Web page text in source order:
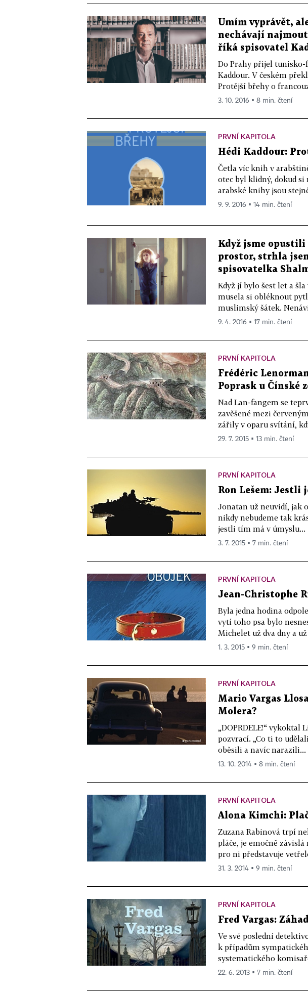
Umím vyprávět,
nechávají
říká spisovatel
Do Prahy přijel tunisko-
Kaddour. V českém
Protější břehy o
3. 10. 2016 ▪ 8 min. čtení
PRVNÍ KAPITOLA
Hédi Kaddour:
Četla víc knih v
otec byl klidný, dokud si
arabské knihy jsou
9. 9. 2016 ▪ 14 min. čtení
Když jsme opustili
prostor, strhla
spisovatelka
Když jí bylo šest let a
musela si obléknout
muslimský šátek.
9. 4. 2016 ▪ 17 min. čtení
PRVNÍ KAPITOLA
Frédéric
Poprask u Čínské
Nad Lan-fangem se
zavěšené mezi
zářily v oparu svítání,
29. 7. 2015 ▪ 13 min. čtení
PRVNÍ KAPITOLA
Ron Lešem: Jestli
Jonatan už neuvidí, jak
nikdy nebudeme tak
jestli tím má v úmyslu...
3. 7. 2015 ▪ 7 min. čtení
PRVNÍ KAPITOLA
Jean-Christophe
Byla jedna hodina
vytí toho psa bylo
Michelet už dva dny a
1. 3. 2015 ▪ 9 min. čtení
PRVNÍ KAPITOLA
Mario Vargas
Molera?
„DOPRDELE!“ vykoktal
pozvrací. „Co ti to
oběsili a navíc narazili...
13. 10. 2014 ▪ 8 min. čtení
PRVNÍ KAPITOLA
Alona Kimchi:
Zuzana Rabinová trpí
pláče, je emočně
pro ni představuje
31. 3. 2014 ▪ 9 min. čtení
PRVNÍ KAPITOLA
Fred Vargas:
Ve své poslední
k případům
systematického
22. 6. 2013 ▪ 7 min. čtení